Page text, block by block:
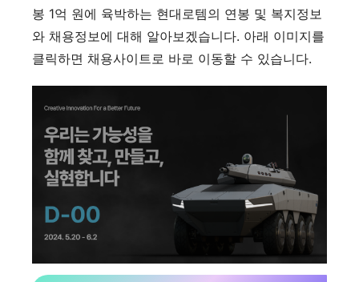
봉 1억 원에 육박하는 현대로템의 연봉 및 복지정보
와 채용정보에 대해 알아보겠습니다. 아래 이미지를
클릭하면 채용사이트로 바로 이동할 수 있습니다.